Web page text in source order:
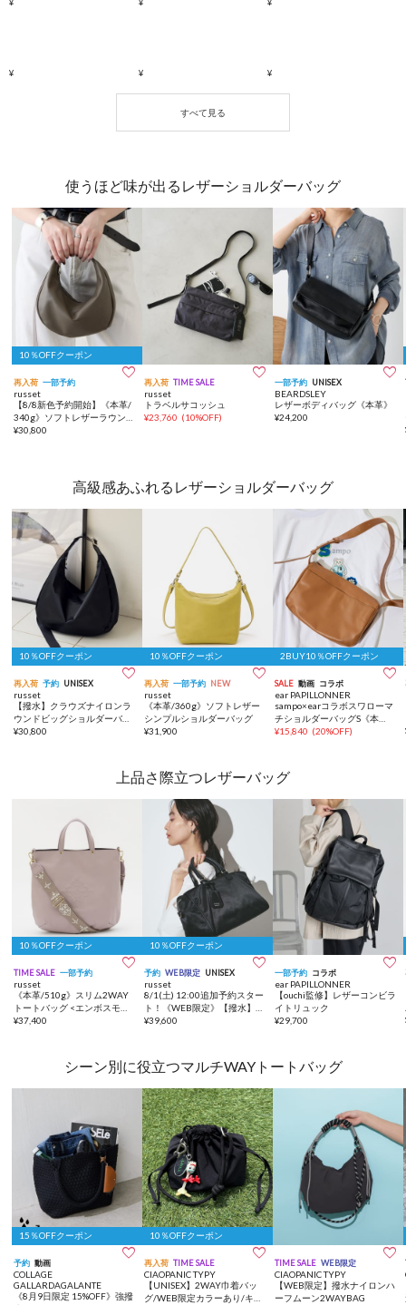
使うほど味が出るレザーショルダーバッグ
10％OFFクーポン
再入荷 一部予約 
russet
【8/8新色予約開始】《本革/
340g》ソフトレザーラウンド
ショルダーバッグ
¥30,800
再入荷 TIME SALE 
russet
トラベルサコッシュ
¥23,760 (10%OFF)
一部予約 UNISEX 
BEARDSLEY
レザーボディバッグ《本革》
¥24,200
高級感あふれるレザーショルダーバッグ
10％OFFクーポン
再入荷 予約 UNISEX 
russet
【撥水】クラウズナイロンラ
ウンドビッグショルダーバッ
グ
¥30,800
10％OFFクーポン
再入荷 一部予約 NEW 
russet
《本革/360g》ソフトレザー
シンプルショルダーバッグ
¥31,900
2BUY10％OFFクーポン
SALE 動画 コラボ 
ear PAPILLONNER
sampo×earコラボスワローマ
チショルダーバッグS《本
革》
¥15,840 (20%OFF)
上品さ際立つレザーバッグ
10％OFFクーポン
TIME SALE 一部予約 
russet
《本革/510g》スリム2WAY
トートバッグ <エンボスモノ
グラム>
¥37,400
10％OFFクーポン
予約 WEB限定 UNISEX 
russet
8/1(土) 12:00追加予約スター
ト！《WEB限定》【撥水】ク
ラウズナイロン2WAYボスト
¥39,600
一部予約 コラボ 
ear PAPILLONNER
【ouchi監修】レザーコンビラ
イトリュック
¥29,700
シーン別に役立つマルチWAYトートバッグ
15％OFFクーポン
予約 動画 
COLLAGE
GALLARDAGALANTE
《8月9日限定 15%OFF》強撥
10％OFFクーポン
再入荷 TIME SALE 
CIAOPANIC TYPY
【UNISEX】2WAY巾着バッ
グ/WEB限定カラーあり/キー
TIME SALE WEB限定 
CIAOPANIC TYPY
【WEB限定】撥水ナイロンハ
ーフムーン2WAYBAG